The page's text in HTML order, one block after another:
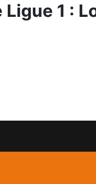
Ligue 1 :